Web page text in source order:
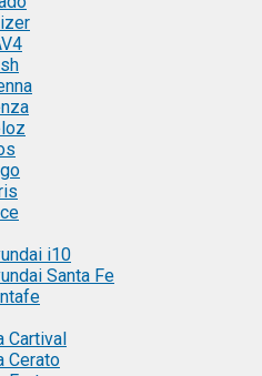
i10
Santa Fe
Cartival
Cerato